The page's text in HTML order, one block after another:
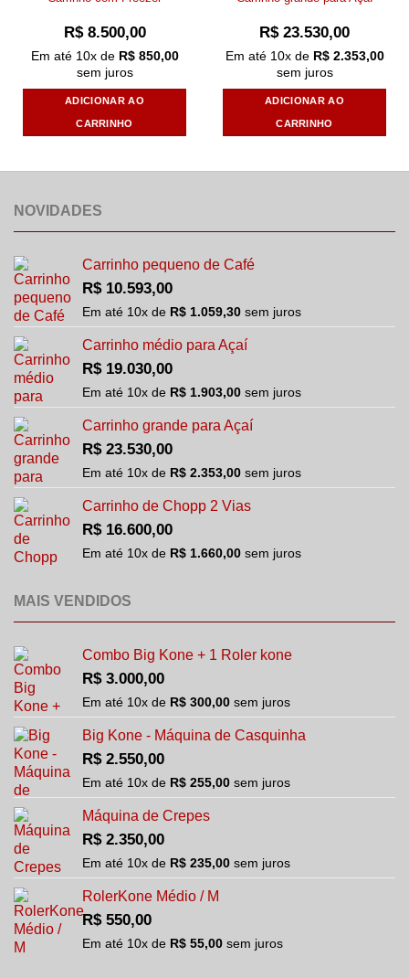
R$8.500,00
Em até 10x de R$850,00
sem juros
ADICIONAR AO
CARRINHO
R$23.530,00
Em até 10x de R$2.353,00
sem juros
ADICIONAR AO
CARRINHO
NOVIDADES
Carrinho pequeno de Café
R$10.593,00
Em até 10x de R$ 1.059,30 sem juros
Carrinho médio para Açaí
R$19.030,00
Em até 10x de R$ 1.903,00 sem juros
Carrinho grande para Açaí
R$23.530,00
Em até 10x de R$ 2.353,00 sem juros
Carrinho de Chopp 2 Vias
R$16.600,00
Em até 10x de R$ 1.660,00 sem juros
MAIS VENDIDOS
Combo Big Kone + 1 Roler kone
R$3.000,00
Em até 10x de R$ 300,00 sem juros
Big Kone - Máquina de Casquinha
R$2.550,00
Em até 10x de R$ 255,00 sem juros
Máquina de Crepes
R$2.350,00
Em até 10x de R$ 235,00 sem juros
RolerKone Médio / M
R$550,00
Em até 10x de R$ 55,00 sem juros